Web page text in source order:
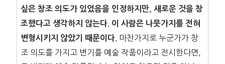
싶은 창조 의도가 있었음을 인정하지만, 새로운 것을 창
조했다고 생각하지 않는다. 이 사람은 나뭇가지를 전혀
변형시키지 않았기 때문이다. 마찬가지로 누군가가 창
조 의도를 가지고 변기를 예술 작품이라고 전시한다면,